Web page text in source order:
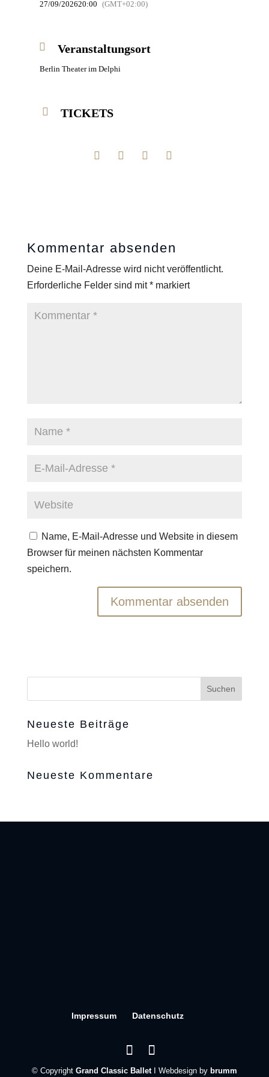
27/09/202620:00 (GMT+02:00)
Veranstaltungsort
Berlin Theater im Delphi
TICKETS
Kommentar absenden
Deine E-Mail-Adresse wird nicht veröffentlicht.
Erforderliche Felder sind mit*markiert
Name, E-Mail-Adresse und Website in diesem
Browser für meinen nächsten Kommentar
speichern.
Neueste Beiträge
Hello world!
Neueste Kommentare
Impressum Datenschutz
© Copyright Grand Classic BalletI Webdesign by brumm